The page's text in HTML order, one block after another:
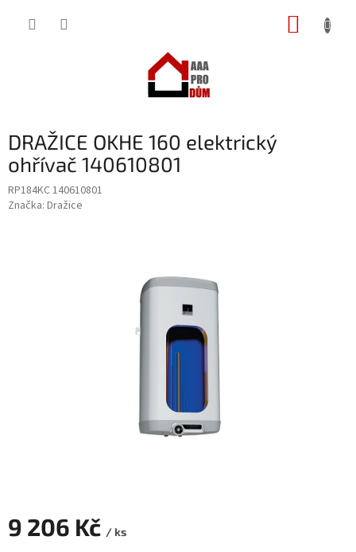
DRAŽICE OKHE 160 elektrický
ohřívač 140610801
RP184KC 140610801
Značka: Dražice
9 206 Kč / ks